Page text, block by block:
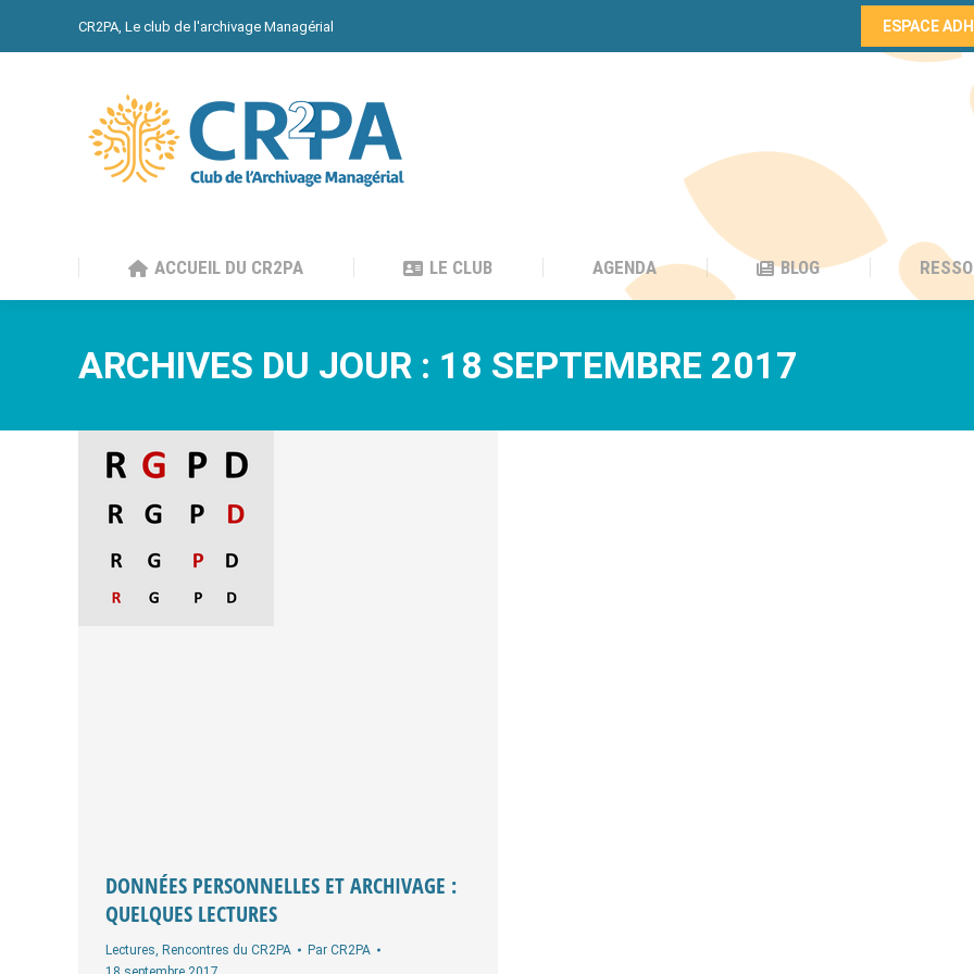
CR2PA, Le club de l'archivage Managérial ESPACE
ACCUEIL DU CR2PA LE CLUB AGENDA BLOG
ARCHIVES DU JOUR : 18 SEPTEMBRE 2017
DONNÉES PERSONNELLES ET ARCHIVAGE :
QUELQUES LECTURES
Lectures, Rencontres du CR2PA Par CR2PA
ACCUEIL DU CR2PA